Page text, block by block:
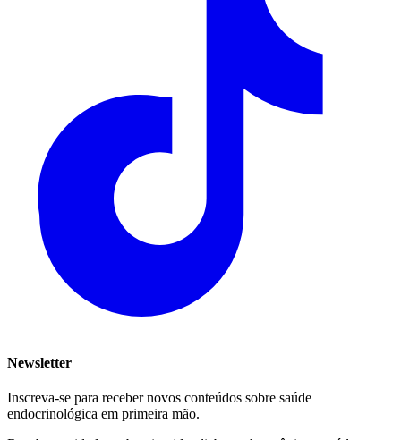
Newsletter
Inscreva-se para receber novos conteúdos sobre saúde
endocrinológica em primeira mão.